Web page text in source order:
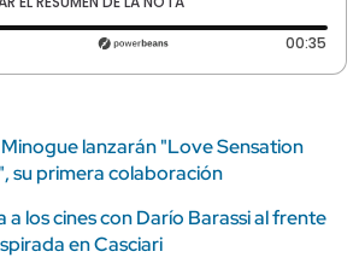
transcurrido: 0 segundos 00:35
lanzarán "Love Sensation
su primera colaboración
a los cines con Darío Barassi al frente
en Casciari